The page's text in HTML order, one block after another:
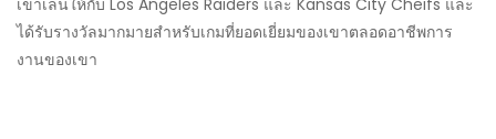
เขาเล่นให้กับ Los Angeles Raiders และ Kansas City Cheifs และ
ได้รับรางวัลมากมายสำหรับเกมที่ยอดเยี่ยมของเขาตลอดอาชีพการ
งานของเขา